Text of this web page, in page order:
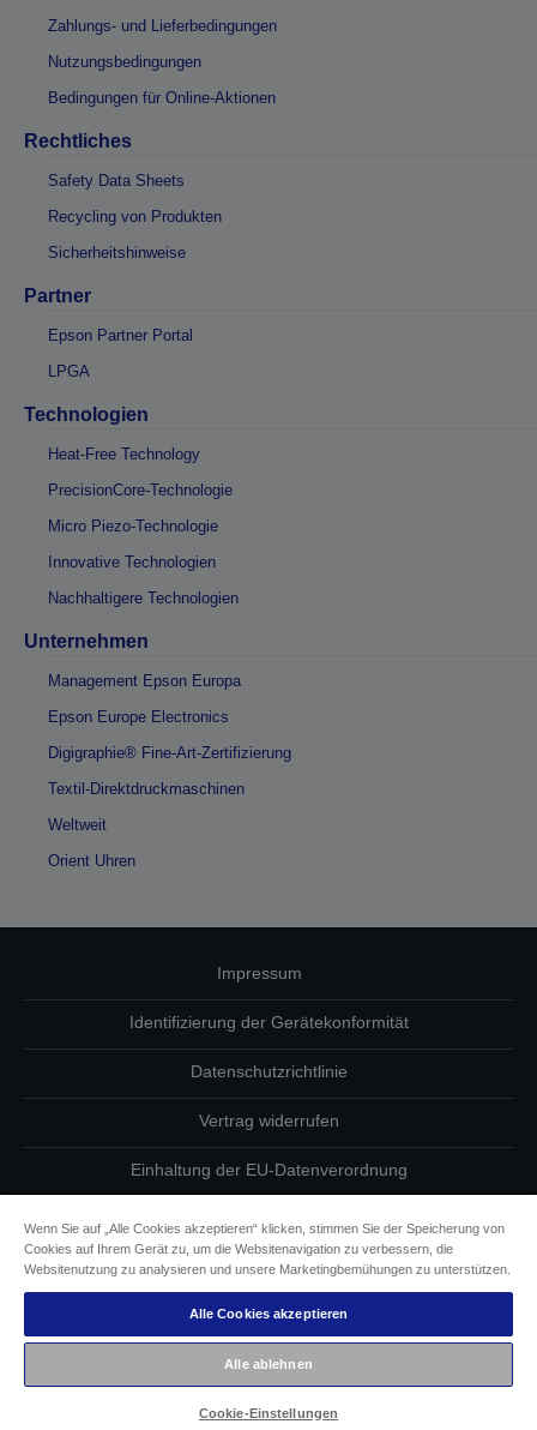
Zahlungs- und Lieferbedingungen
Nutzungsbedingungen
Bedingungen für Online-Aktionen
Rechtliches
Safety Data Sheets
Recycling von Produkten
Sicherheitshinweise
Partner
Epson Partner Portal
LPGA
Technologien
Heat-Free Technology
PrecisionCore-Technologie
Micro Piezo-Technologie
Innovative Technologien
Nachhaltigere Technologien
Unternehmen
Management Epson Europa
Epson Europe Electronics
Digigraphie® Fine-Art-Zertifizierung
Textil-Direktdruckmaschinen
Weltweit
Orient Uhren
Impressum
Identifizierung der Gerätekonformität
Datenschutzrichtlinie
Vertrag widerrufen
Einhaltung der EU-Datenverordnung
Informationen zu Cookies
Epson Engagement für Barrierefreiheit
Copyright © 2026 Seiko Epson
Wenn Sie auf „Alle Cookies akzeptieren“ klicken, stimmen Sie der Speicherung von
Cookies auf Ihrem Gerät zu, um die Websitenavigation zu verbessern, die
Websitenutzung zu analysieren und unsere Marketingbemühungen zu unterstützen.
Alle Cookies akzeptieren
Alle ablehnen
Cookie-Einstellungen